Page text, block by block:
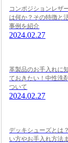
コンポジションレザ
は何か？その特徴と
事例を紹介
2024.02.27
革製品のお手入れに
ておきたい！中性洗
ついて
2024.02.27
デッキシューズとは
い方やお手入れ方法